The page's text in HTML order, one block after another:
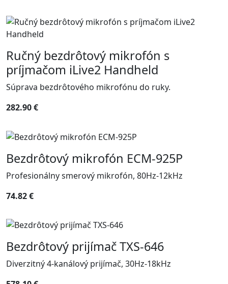
Ručný bezdrôtový mikrofón s
príjmačom iLive2 Handheld
Súprava bezdrôtového mikrofónu do ruky.
282.90 €
Bezdrôtový mikrofón ECM-925P
Profesionálny smerový mikrofón, 80Hz-12kHz
74.82 €
Bezdrôtový prijímač TXS-646
Diverzitný 4-kanálový prijímač, 30Hz-18kHz